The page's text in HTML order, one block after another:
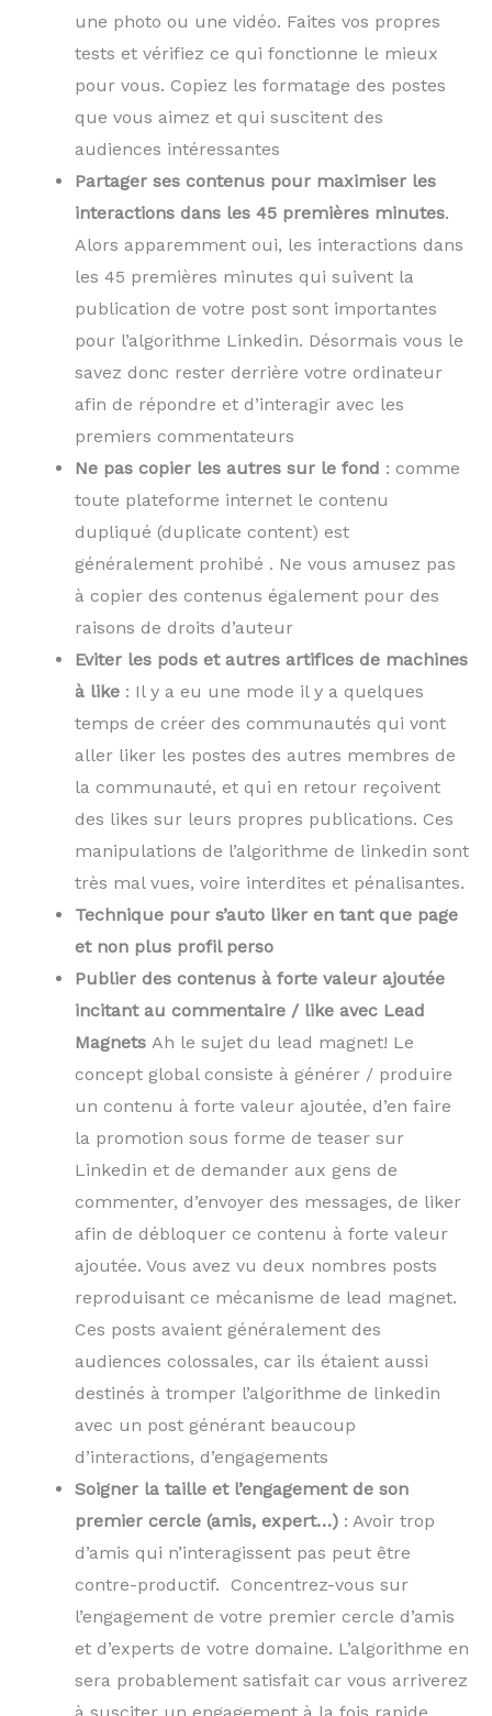
une photo ou une vidéo. Faites vos propres
tests et vérifiez ce qui fonctionne le mieux
pour vous. Copiez les formatage des postes
que vous aimez et qui suscitent des
audiences intéressantes
Partager ses contenus pour maximiser les
interactions dans les 45 premières minutes.
Alors apparemment oui, les interactions dans
les 45 premières minutes qui suivent la
publication de votre post sont importantes
pour l’algorithme Linkedin. Désormais vous le
savez donc rester derrière votre ordinateur
afin de répondre et d’interagir avec les
premiers commentateurs
Ne pas copier les autres sur le fond : comme
toute plateforme internet le contenu
dupliqué (duplicate content) est
généralement prohibé . Ne vous amusez pas
à copier des contenus également pour des
raisons de droits d’auteur
Eviter les pods et autres artifices de machines
à like : Il y a eu une mode il y a quelques
temps de créer des communautés qui vont
aller liker les postes des autres membres de
la communauté, et qui en retour reçoivent
des likes sur leurs propres publications. Ces
manipulations de l’algorithme de linkedin sont
très mal vues, voire interdites et pénalisantes.
Technique pour s’auto liker en tant que page
et non plus profil perso
Publier des contenus à forte valeur ajoutée
incitant au commentaire / like avec Lead
Magnets Ah le sujet du lead magnet! Le
concept global consiste à générer / produire
un contenu à forte valeur ajoutée, d’en faire
la promotion sous forme de teaser sur
Linkedin et de demander aux gens de
commenter, d’envoyer des messages, de liker
afin de débloquer ce contenu à forte valeur
ajoutée. Vous avez vu deux nombres posts
reproduisant ce mécanisme de lead magnet.
Ces posts avaient généralement des
audiences colossales, car ils étaient aussi
destinés à tromper l’algorithme de linkedin
avec un post générant beaucoup
d’interactions, d’engagements
Soigner la taille et l’engagement de son
premier cercle (amis, expert…) : Avoir trop
d’amis qui n’interagissent pas peut être
contre-productif. Concentrez-vous sur
l’engagement de votre premier cercle d’amis
et d’experts de votre domaine. L’algorithme en
sera probablement satisfait car vous arriverez